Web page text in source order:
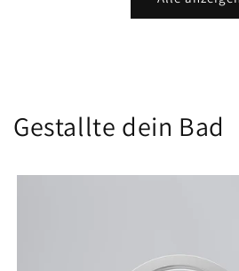
Gestallte dein Bad